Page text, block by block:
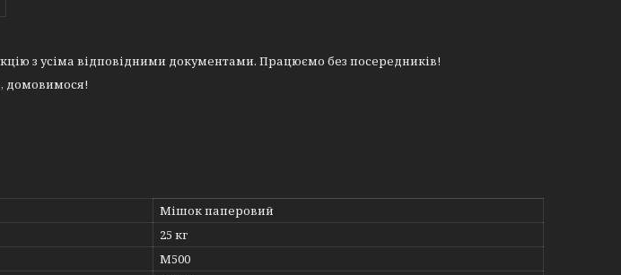
з усіма відповідними документами. Працюємо без посередників!
домовимося!
Мішок паперовий
25 кг
М500